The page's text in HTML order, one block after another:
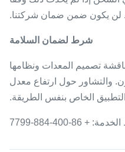
لن يكون ضمن ضمان شركتنا.
شرط لضمان السلامة
تصميم المعدات ونظامها
والتشاور حول ارتفاع معدل
الخاص بنفس الطريقة.
+ 86-400-884-7799